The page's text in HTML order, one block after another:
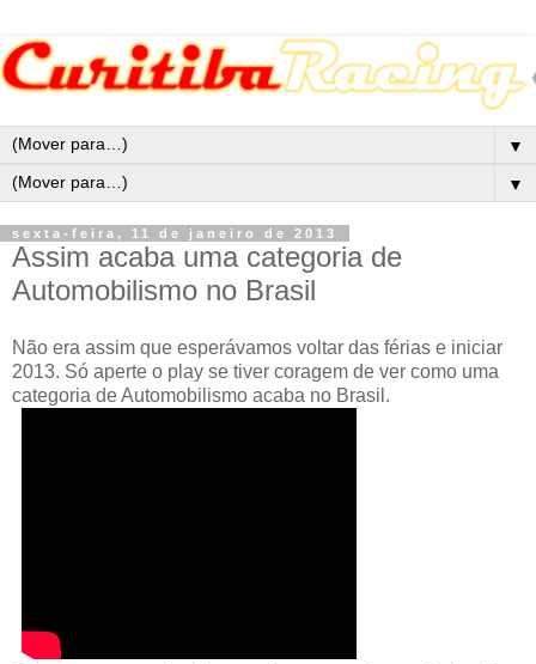
▼
▼
sexta-feira, 11 de janeiro de 2013
Assim acaba uma categoria de
Automobilismo no Brasil
Não era assim que esperávamos voltar das férias e iniciar
2013. Só aperte o play se tiver coragem de ver como uma
categoria de Automobilismo acaba no Brasil.